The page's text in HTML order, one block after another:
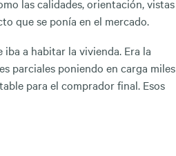
las calidades, orientación, vistas
que se ponía en el mercado.
a habitar la vivienda. Era la
parciales poniendo en carga miles
para el comprador final. Esos